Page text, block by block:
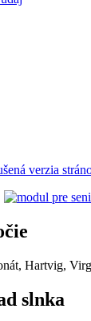
verzia
Hartvig,
slnka